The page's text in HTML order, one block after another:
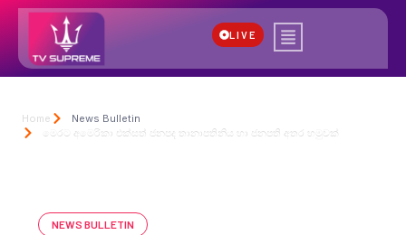
LIVE
Home
News Bulletin
මෙරට අමෙරිකා එක්සත් ජනපද තානාපතිනිය හා ජනපති අතර හමුවක්
NEWS BULLETIN